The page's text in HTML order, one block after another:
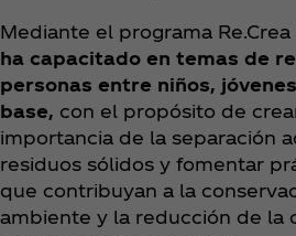
Mediante el programa Re.Crea
ha capacitado en temas de
personas entre niños,
base, con el propósito de
importancia de la separación
residuos sólidos y fomentar
que contribuyan a la
ambiente y la reducción de la